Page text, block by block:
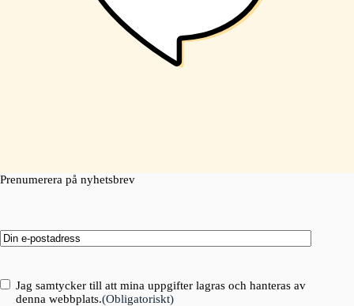
Prenumerera på nyhetsbrev
Email(Obligatoriskt)
Consent(Obligatoriskt)
Jag samtycker till att mina uppgifter lagras och hanteras av
denna webbplats.(Obligatoriskt)